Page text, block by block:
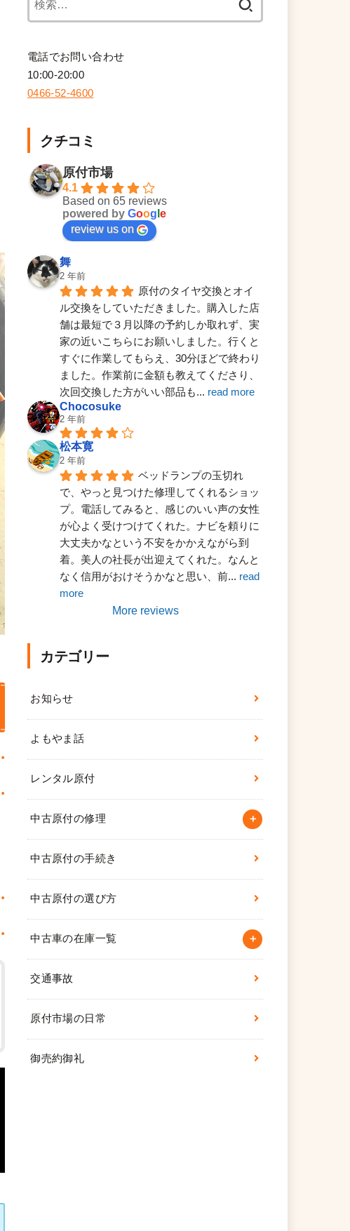
電話でお問い合わせ
10:00-20:00
0466-52-4600
クチコミ
原付市場
4.1
Based on 65 reviews
powered by Goog e
review us on
舞
2 年前
原付のタイヤ交換とオイ
ル交換をしていただきました。購入した店
舗は最短で３月以降の予約しか取れず、実
家の近いこちらにお願いしました。行くと
すぐに作業してもらえ、30分ほどで終わり
ました。作業前に金額も教えてくださり、
次回交換した方がいい部品も... read more
Chocosuke
2 年前
松本寛
2 年前
ベッドランプの玉切れ
で、やっと見つけた修理してくれるショッ
プ。電話してみると、感じのいい声の女性
が心よく受けつけてくれた。ナビを頼りに
大丈夫かなという不安をかかえながら到
着。美人の社長が出迎えてくれた。なんと
なく信用がおけそうかなと思い、前... read
more
More reviews
カテゴリー
お知らせ
よもやま話
レンタル原付
中古原付の修理
中古原付の手続き
中古原付の選び方
中古車の在庫一覧
交通事故
原付市場の日常
御売約御礼